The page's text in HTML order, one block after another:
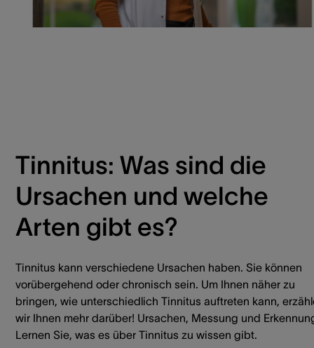
Tinnitus: Was sind die
Ursachen und welche
Arten gibt es?
Tinnitus kann verschiedene Ursachen haben. Sie können
vorübergehend oder chronisch sein. Um Ihnen näher zu
bringen, wie unterschiedlich Tinnitus auftreten kann,
wir Ihnen mehr darüber! Ursachen, Messung und
Lernen Sie, was es über Tinnitus zu wissen gibt.